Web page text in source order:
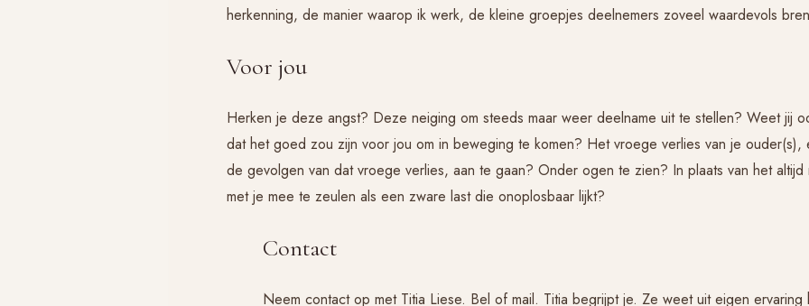
herkenning, de manier waarop ik werk, de kleine groepjes deelnemers zoveel waardevols
Voor jou
Herken je deze angst? Deze neiging om steeds maar weer deelname uit te stellen? Weet jij
dat het goed zou zijn voor jou om in beweging te komen? Het vroege verlies van je ouder(s),
de gevolgen van dat vroege verlies, aan te gaan? Onder ogen te zien? In plaats van het altijd
met je mee te zeulen als een zware last die onoplosbaar lijkt?
Contact
Neem contact op met Titia Liese. Bel of mail. Titia begrijpt je. Ze weet uit eigen ervaring